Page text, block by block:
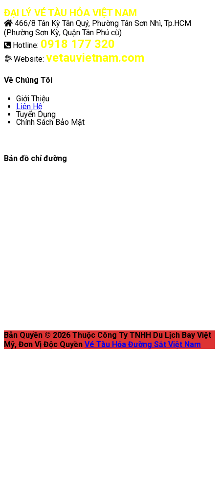
ĐẠI LÝ VÉ TÀU HỎA VIỆT NAM
466/8 Tân Kỳ Tân Quý, Phường Tân Sơn Nhì, Tp.HCM
(Phường Sơn Kỳ, Quận Tân Phú cũ)
Hotline: 0918 177 320
Website: vetauvietnam.com
Về Chúng Tôi
Giới Thiệu
Liên Hệ
Tuyển Dụng
Chính Sách Bảo Mật
Bản đồ chỉ đường
Bản Quyền © 2026 Thuộc Công Ty TNHH Du Lịch Bay Việt
Mỹ, Đơn Vị Độc Quyền Vé Tàu Hỏa Đường Sắt Việt Nam